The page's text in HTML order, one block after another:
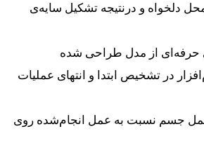
محل دلخواه و درنتیجه تشکیل سایه‌ی
حرفه‌ای از مدل طراحی شده
در تشخیص ابتدا و انتهای عملیات
جسم نسبت به عمل انجام‌شده روی